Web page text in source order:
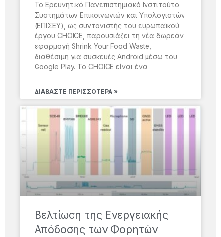
Το Ερευνητικό Πανεπιστημιακό Ινστιτούτο
Συστημάτων Επικοινωνιών και Υπολογιστών
(ΕΠΙΣΕΥ), ως συντονιστής του ευρωπαϊκού
έργου CHOICE, παρουσιάζει τη νέα δωρεάν
εφαρμογή Shrink Your Food Waste,
διαθέσιμη για συσκευές Android μέσω του
Google Play. Το CHOICE είναι ένα
ΔΙΑΒΆΣΤΕ ΠΕΡΙΣΣΌΤΕΡΑ »
Βελτίωση της Ενεργειακής
Απόδοσης των Φορητών